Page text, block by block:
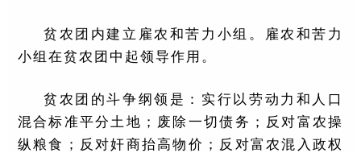
贫农团内建立雇农和苦力小组。雇农和苦力
小组在贫农团中起领导作用。
贫农团的斗争纲领是：实行以劳动力和人口
混合标准平分土地；废除一切债务；反对富农操
纵粮食；反对奸商抬高物价；反对富农混入政权